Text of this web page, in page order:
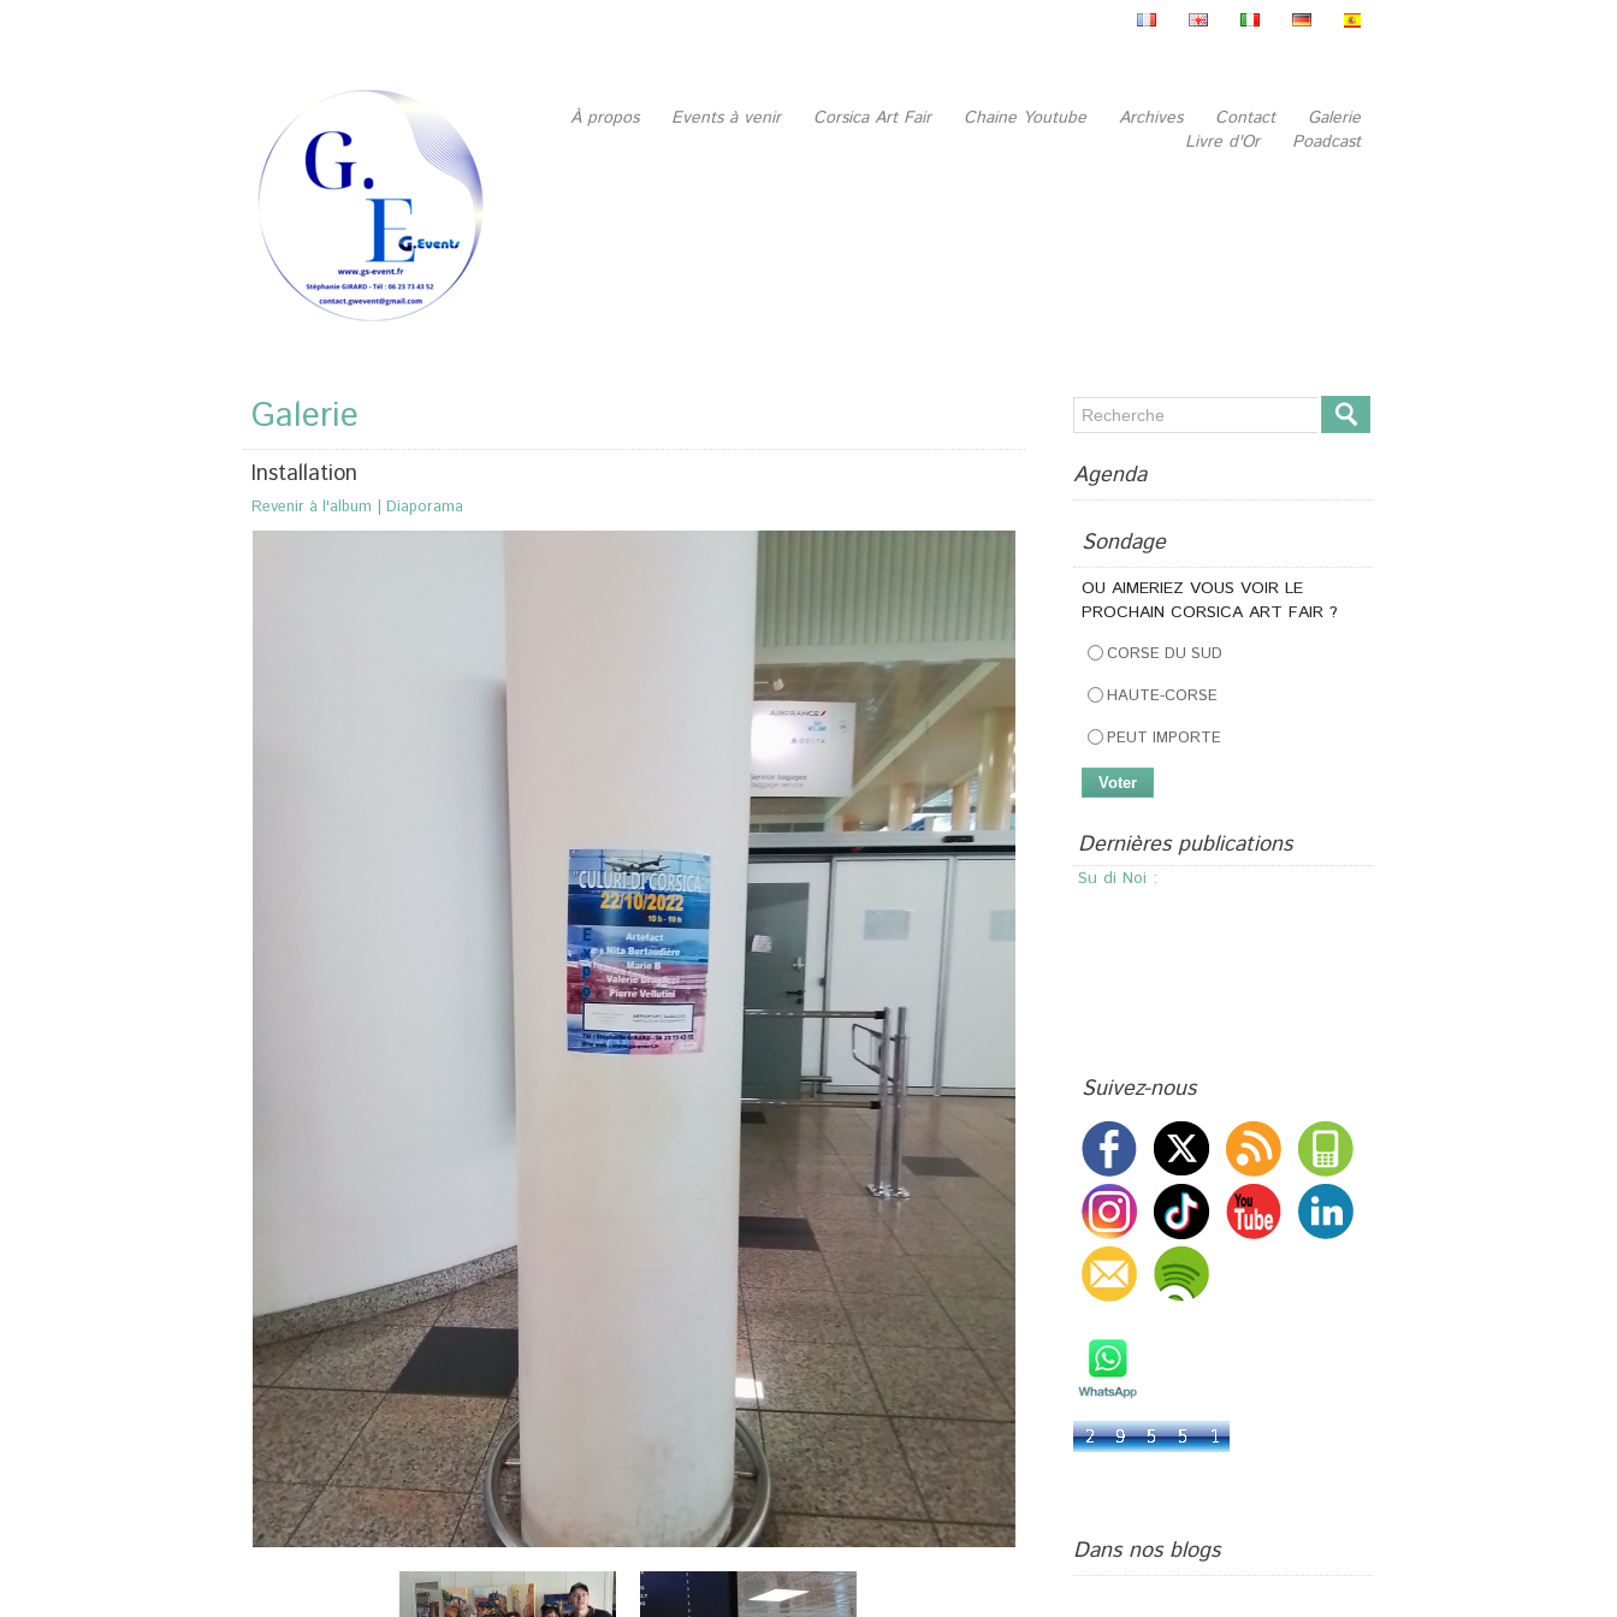
À propos Events à venir Corsica Art Fair Chaine Youtube Archives Contact
Galerie
Livre d'Or
Poadcast
Galerie
Installation
Revenir à l'album | Diaporama
Agenda
Sondage
OU AIMERIEZ VOUS VOIR LE
PROCHAIN CORSICA ART FAIR ?
CORSE DU SUD
HAUTE-CORSE
PEUT IMPORTE
Dernières publications
Livre d'or
Bienvenue chez G.Events !
Podcast
Su di Noi :
Suivez-nous
Dans nos blogs